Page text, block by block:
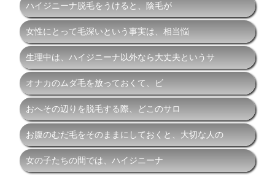
ハイジニーナ脱毛をうけると、陰毛が
女性にとって毛深いという事実は、相当悩
生理中は、ハイジニーナ以外なら大丈夫というサ
オナカのムダ毛を放っておくて、ビ
おへその辺りを脱毛する際、どこのサロ
お腹のむだ毛をそのままにしておくと、大切な人の
女の子たちの間では、ハイジニーナ